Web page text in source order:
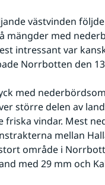
västvinden
mängder med
intressant var
Norrbotten den
med
större delen av
friska vindar. Mest
mellan
område i
med 29 mm och